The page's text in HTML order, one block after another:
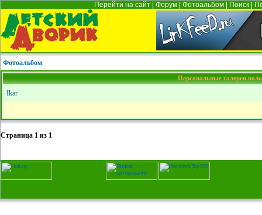
Перейти на сайт Форум Фотоальбом Поиск
Фотоальбом
Персональные галереи
Ikar
Страница 1 из 1